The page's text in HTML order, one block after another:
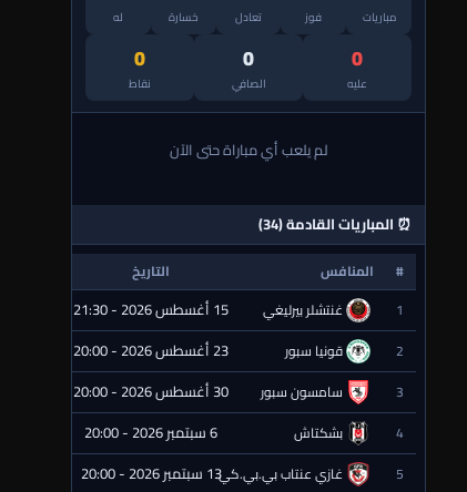
مباريات فوز تعادل خسارة له
0
عليه
0
الصافي
0
نقاط
لم يلعب أي مباراة حتى الآن
⏰ المباريات القادمة (34)
# المنافس التاريخ
1
غنتشلر بيرليغي 15 أغسطس 2026 - 21:30
2 قونيا سبور 23 أغسطس 2026 - 20:00
3 سامسون سبور 30 أغسطس 2026 - 20:00
4 بشكتاش 6 سبتمبر 2026 - 20:00
5 غازي عنتاب بي.بي.كي.13 سبتمبر 2026 - 20:00